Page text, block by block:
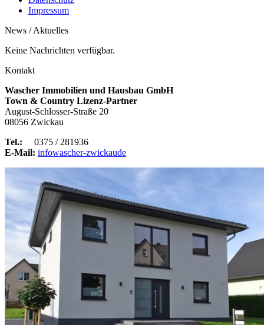
Impressum
News / Aktuelles
Keine Nachrichten verfügbar.
Kontakt
Wascher Immobilien und Hausbau GmbH
Town & Country Lizenz-Partner
August-Schlosser-Straße 20
08056 Zwickau
Tel.: 0375 / 281936
E-Mail: infowascher-zwickaude